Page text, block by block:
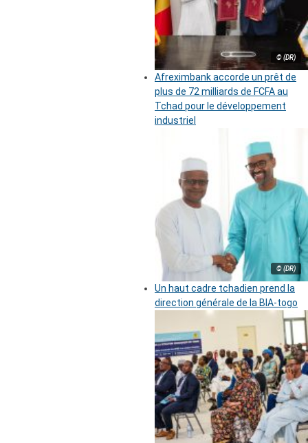
© (DR)
Afreximbank accorde un prêt de
plus de 72 milliards de FCFA au
Tchad pour le développement
industriel
© (DR)
Un haut cadre tchadien prend la
direction générale de la BIA-togo